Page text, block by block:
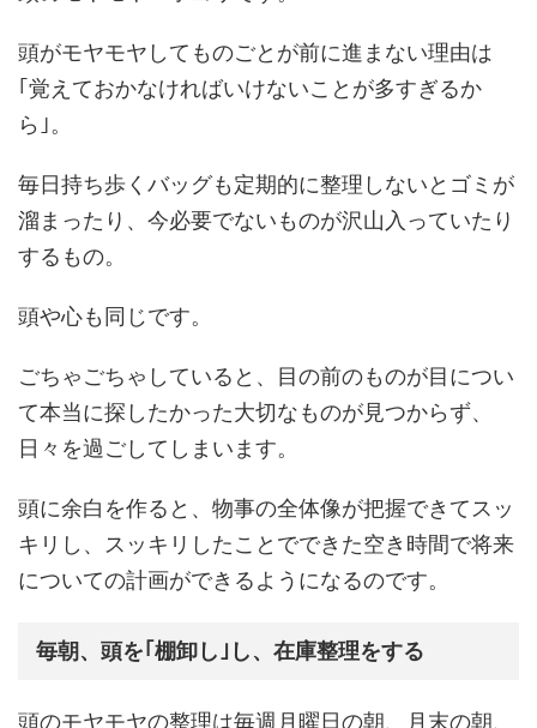
頭がモヤモヤしてものごとが前に進まない理由は
｢覚えておかなければいけないことが多すぎるか
ら｣。
毎日持ち歩くバッグも定期的に整理しないとゴミが
溜まったり、今必要でないものが沢山入っていたり
するもの。
頭や心も同じです。
ごちゃごちゃしていると、目の前のものが目につい
て本当に探したかった大切なものが見つからず、
日々を過ごしてしまいます。
頭に余白を作ると、物事の全体像が把握できてスッ
キリし、スッキリしたことでできた空き時間で将来
についての計画ができるようになるのです。
毎朝、頭を｢棚卸し｣し、在庫整理をする
頭のモヤモヤの整理は毎週月曜日の朝、月末の朝、